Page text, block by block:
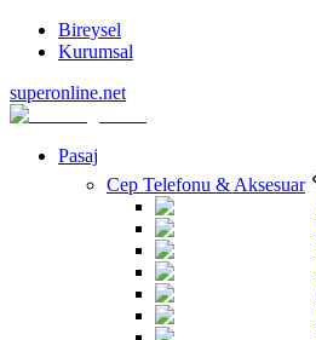
Bireysel
Kurumsal
superonline.net
Pasaj
Cep Telefonu & Aksesuar